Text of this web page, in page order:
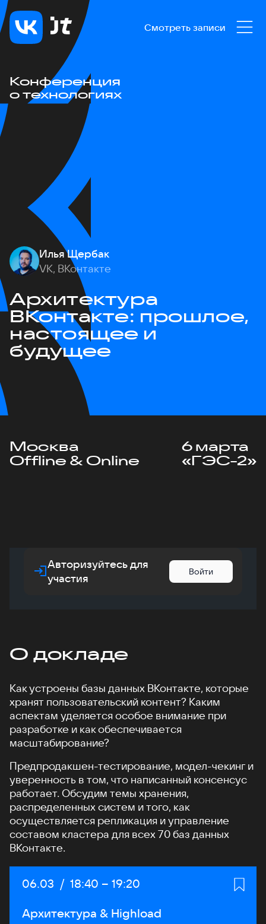
Смотреть записи
Конференция
о технологиях
Илья Щербак
VK, ВКонтакте
Архитектура
ВКонтакте: прошлое,
настоящее и
будущее
Москва
Offline & Online
6 марта
«ГЭС-2»
Авторизуйтесь для
участия
Войти
О докладе
Как устроены базы данных ВКонтакте, которые
хранят пользовательский контент? Каким
аспектам уделяется особое внимание при
разработке и как обеспечивается
масштабирование?
Предпродакшен-тестирование, модел-чекинг и
уверенность в том, что написанный консенсус
работает. Обсудим темы хранения,
распределенных систем и того, как
осуществляется репликация и управление
составом кластера для всех 70 баз данных
ВКонтакте.
Дата:
06.03 / Начало:
18:40 – Конец:
19:20
Архитектура & Highload